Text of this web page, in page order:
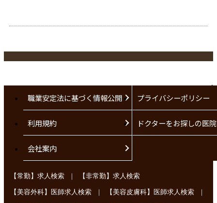
職業安定法に基づく情報公開 プライバシーポリシー
利用規約 ドクターをお探しの医
会社案内
【常勤】求人検索 | 【非常勤】求人検索
【美容外科】医師求人検索 | 【美容皮膚科】医師求人検索 |